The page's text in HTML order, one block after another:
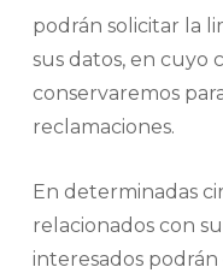
podrán solicitar la
sus datos, en cuyo
conservaremos
reclamaciones.
En determinadas
relacionados con
interesados